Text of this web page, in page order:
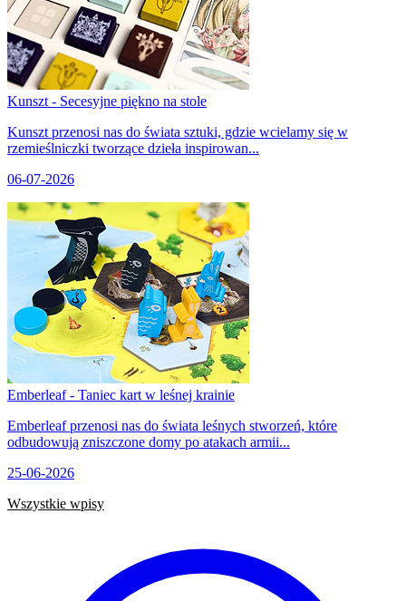
Kunszt - Secesyjne piękno na stole
Kunszt przenosi nas do świata sztuki, gdzie wcielamy się w
rzemieślniczki tworzące dzieła inspirowan...
06-07-2026
Emberleaf - Taniec kart w leśnej krainie
Emberleaf przenosi nas do świata leśnych stworzeń, które
odbudowują zniszczone domy po atakach armii...
25-06-2026
Wszystkie wpisy